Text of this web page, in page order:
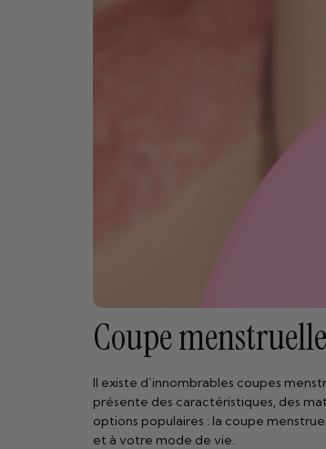
Coupe
Il existe d’innombrables coupes
présente des caractéristiques, des
options populaires : la coupe
et à votre mode de vie.